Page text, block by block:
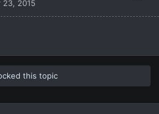
23, 2015
this topic